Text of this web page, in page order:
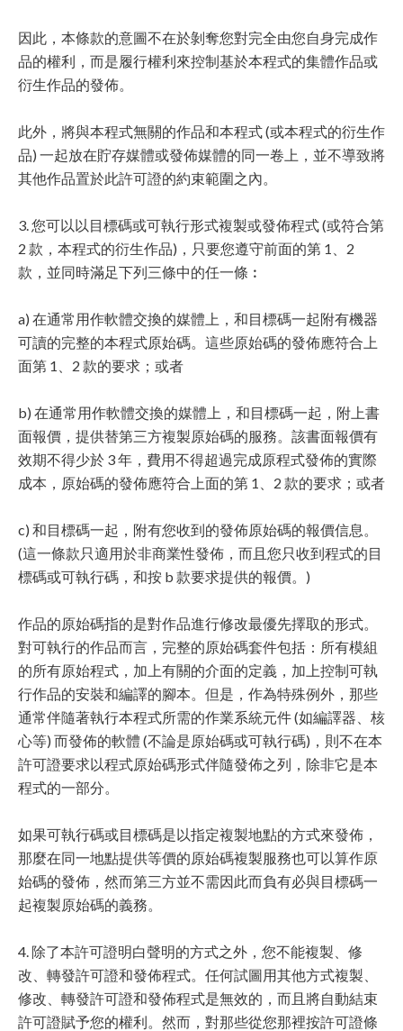
因此，本條款的意圖不在於剝奪您對完全由您自身完成作
品的權利，而是履行權利來控制基於本程式的集體作品或
衍生作品的發佈。
此外，將與本程式無關的作品和本程式 (或本程式的衍生作
品) 一起放在貯存媒體或發佈媒體的同一卷上，並不導致將
其他作品置於此許可證的約束範圍之內。
3. 您可以以目標碼或可執行形式複製或發佈程式 (或符合第
2 款，本程式的衍生作品)，只要您遵守前面的第 1、2
款，並同時滿足下列三條中的任一條︰
a) 在通常用作軟體交換的媒體上，和目標碼一起附有機器
可讀的完整的本程式原始碼。這些原始碼的發佈應符合上
面第 1、2 款的要求；或者
b) 在通常用作軟體交換的媒體上，和目標碼一起，附上書
面報價，提供替第三方複製原始碼的服務。該書面報價有
效期不得少於 3 年，費用不得超過完成原程式發佈的實際
成本，原始碼的發佈應符合上面的第 1、2 款的要求；或者
c) 和目標碼一起，附有您收到的發佈原始碼的報價信息。
(這一條款只適用於非商業性發佈，而且您只收到程式的目
標碼或可執行碼，和按 b 款要求提供的報價。)
作品的原始碼指的是對作品進行修改最優先擇取的形式。
對可執行的作品而言，完整的原始碼套件包括：所有模組
的所有原始程式，加上有關的介面的定義，加上控制可執
行作品的安裝和編譯的腳本。但是，作為特殊例外，那些
通常伴隨著執行本程式所需的作業系統元件 (如編譯器、核
心等) 而發佈的軟體 (不論是原始碼或可執行碼)，則不在本
許可證要求以程式原始碼形式伴隨發佈之列，除非它是本
程式的一部分。
如果可執行碼或目標碼是以指定複製地點的方式來發佈，
那麼在同一地點提供等價的原始碼複製服務也可以算作原
始碼的發佈，然而第三方並不需因此而負有必與目標碼一
起複製原始碼的義務。
4. 除了本許可證明白聲明的方式之外，您不能複製、修
改、轉發許可證和發佈程式。任何試圖用其他方式複製、
修改、轉發許可證和發佈程式是無效的，而且將自動結束
許可證賦予您的權利。然而，對那些從您那裡按許可證條